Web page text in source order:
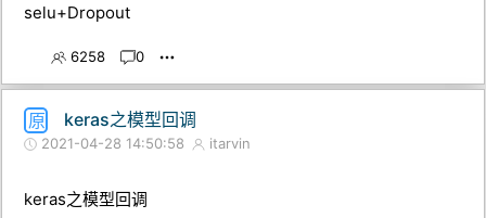
selu+Dropout
6258 0
原 keras之模型回调
2021-04-28 14:50:58 itarvin
keras之模型回调